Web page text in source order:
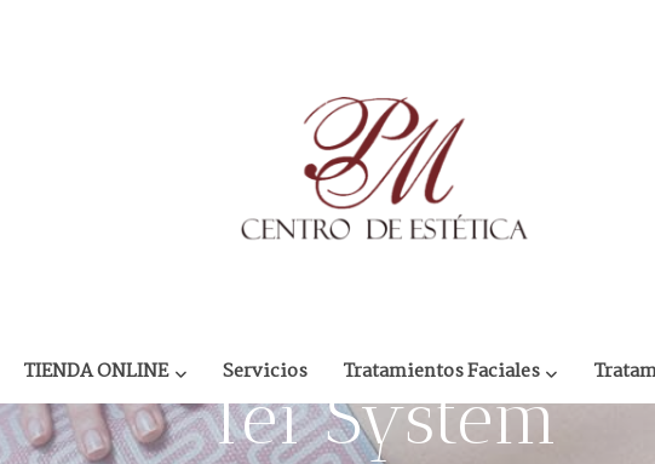
TIENDA ONLINE Servicios Tratamientos Faciales
Tei System